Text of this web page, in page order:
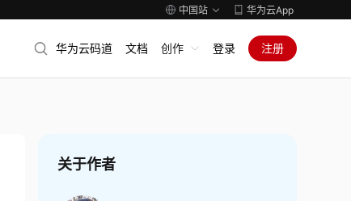
中国站 华为云App
华为云码道 文档 创作 登录 注册
关于作者